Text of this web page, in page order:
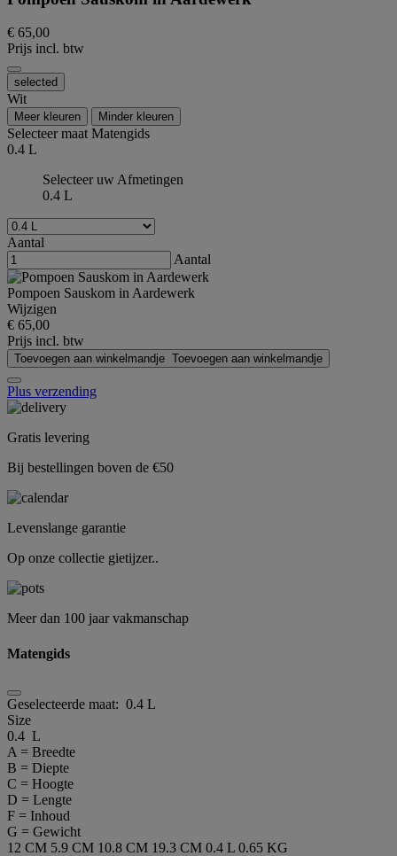
€ 65,00
Prijs incl. btw
selected
Wit
Meer kleuren Minder kleuren
Selecteer maatMatengids
0.4 L
Selecteer uw Afmetingen
0.4 L
Aantal
Aantal
Pompoen Sauskom in Aardewerk
Wijzigen
€ 65,00
Prijs incl. btw
Toevoegen aan winkelmandje Toevoegen aan winkelmandje
Plus verzending
Gratis levering
Bij bestellingen boven de €50
Levenslange garantie
Op onze collectie gietijzer..
Meer dan 100 jaar vakmanschap
Matengids
Geselecteerde maat: 0.4 L
Size
0.4 L
A = Breedte
B = Diepte
C = Hoogte
D = Lengte
F = Inhoud
G = Gewicht
12 CM 5.9 CM 10.8 CM 19.3 CM 0.4 L 0.65 KG